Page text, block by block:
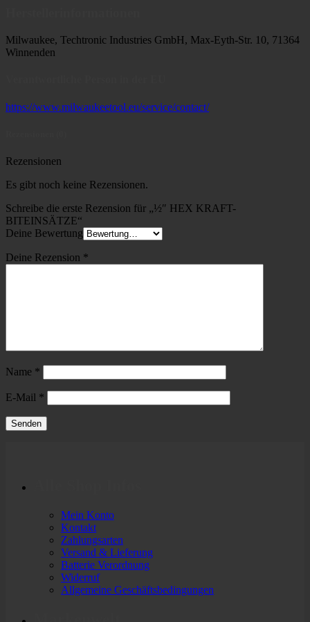
Milwaukee, Techtronic Industries GmbH, Max-Eyth-Str. 10, 71364
Winnenden
https://www.milwaukeetool.eu/service/contact/
Rezensionen
Es gibt noch keine Rezensionen.
Schreibe die erste Rezension für „½″ HEX KRAFT-
BITEINSÄTZE“
Deine Bewertung
Deine Rezension *
Name *
E-Mail *
Mein Konto
Kontakt
Zahlungsarten
Versand & Lieferung
Batterie Verordnung
Widerruf
Allgemeine Geschäftsbedingungen